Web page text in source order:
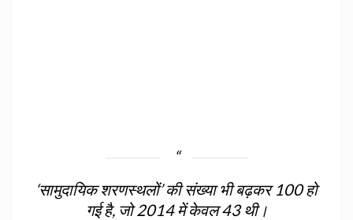
‘सामुदायिक शरणस्‍थलों’ की संख्‍या भी बढ़कर 100 हो
गई है, जो 2014 में केवल 43 थी।